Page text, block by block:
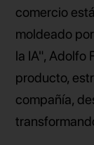
comercio
moldeado
la IA", Adolfo
producto,
compañía,